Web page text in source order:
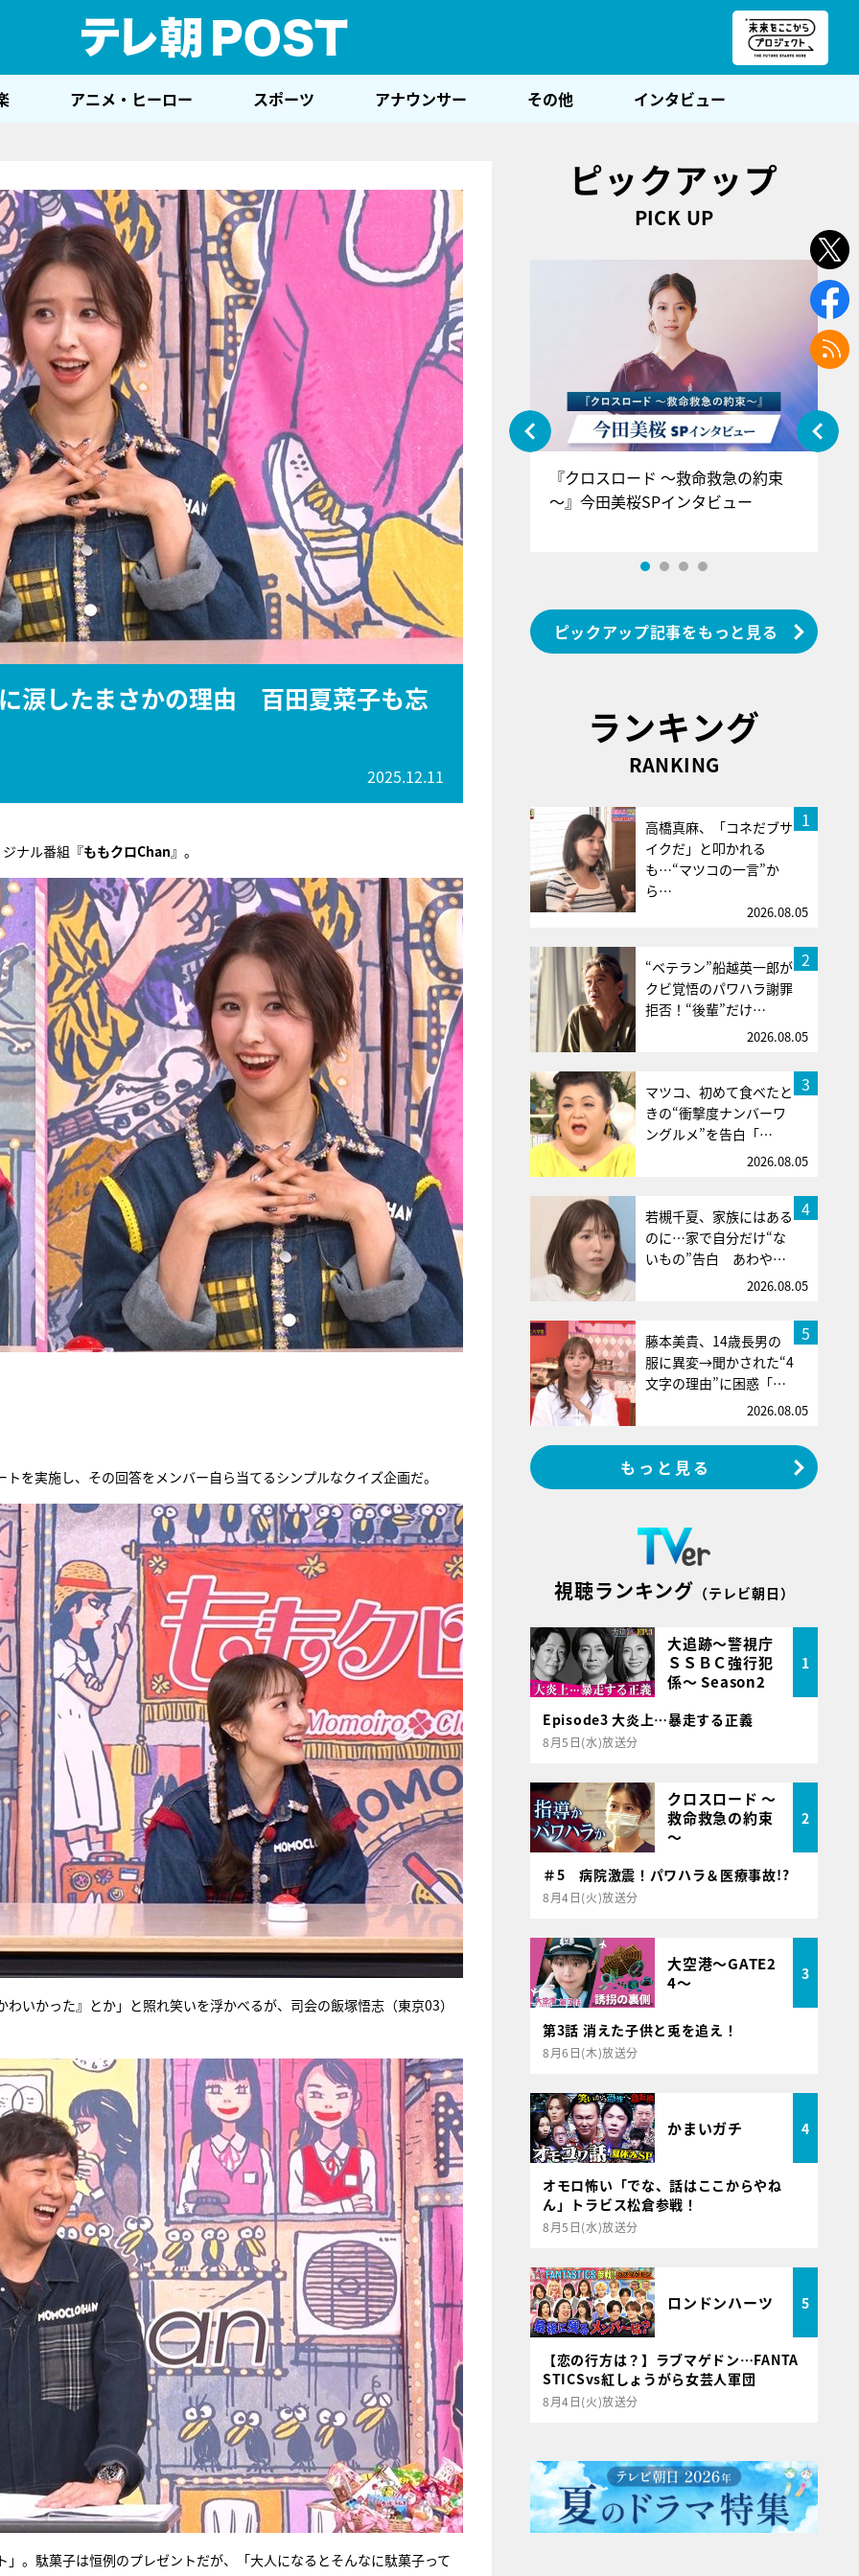
アニメ・ヒーロー スポーツ アナウンサー その他 インタビュー
涙したまさかの理由 百田夏菜子も忘
2025.12.11
ナル番組『ももクロChan』。
を実施し、その回答をメンバー自ら当てるシンプルなクイズ企画だ。
いかった』とか」と照れ笑いを浮かべるが、司会の飯塚悟志（東京03）
。駄菓子は恒例のプレゼントだが、「大人になるとそんなに駄菓子って
ピックアップ
PICK UP
『アイ＝ラブ！げーみんぐ』＝LOV
E齋藤樹愛羅＆佐々木舞香SPインタ
ビュー
『クロスロード ～救命救急の約束
～』今田美桜SPインタビュー
ピックアップ記事をもっと見る
ランキング
RANKING
1
高橋真麻、「コネだブサ
イクだ」と叩かれる
も…“マツコの一言”か
ら…
2026.08.05
2
“ベテラン”船越英一郎が
クビ覚悟のパワハラ謝罪
拒否！“後輩”だけ…
2026.08.05
3
マツコ、初めて食べたと
きの“衝撃度ナンバーワ
ングルメ”を告白「…
2026.08.05
4
若槻千夏、家族にはある
のに…家で自分だけ“な
いもの”告白 あわや…
2026.08.05
5
藤本美貴、14歳長男の
服に異変→聞かされた“4
文字の理由”に困惑「…
2026.08.05
もっと見る
視聴ランキング （テレビ朝日）
大追跡～警視庁
ＳＳＢＣ強行犯
係～ Season2
1
Episode3 大炎上…暴走する正義
8月5日(水)放送分
クロスロード ～
救命救急の約束
～
2
＃5 病院激震！パワハラ＆医療事故!?
8月4日(火)放送分
大空港～GATE2
4～
3
第3話 消えた子供と兎を追え！
8月6日(木)放送分
かまいガチ 4
オモロ怖い「でな、話はここからやね
ん」トラビス松倉参戦！
8月5日(水)放送分
ロンドンハーツ 5
【恋の行方は？】ラブマゲドン…FANTA
STICSvs紅しょうがら女芸人軍団
8月4日(火)放送分